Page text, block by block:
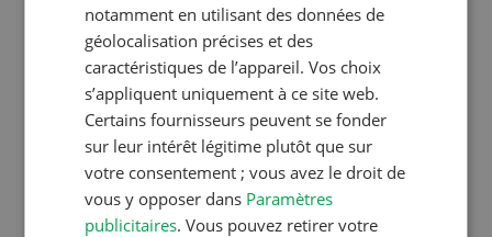
notamment en utilisant des données de
géolocalisation précises et des
caractéristiques de l’appareil. Vos choix
s’appliquent uniquement à ce site web.
Certains fournisseurs peuvent se fonder
sur leur intérêt légitime plutôt que sur
votre consentement ; vous avez le droit de
vous y opposer dans Paramètres
publicitaires. Vous pouvez retirer votre